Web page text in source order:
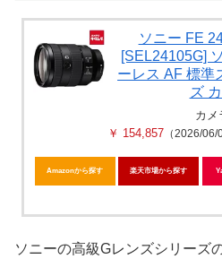
ソニー FE
[SEL24105G]
ーレス AF 標準
ズ
カメ
￥ 154,857 （2026/06/
Amazonから探す 楽天市場から探す
ソニーの高級Gレンズシリーズ